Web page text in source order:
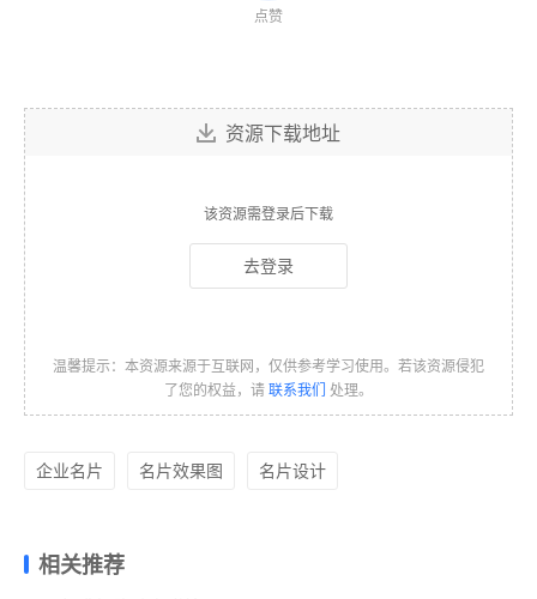
点赞
资源下载地址
该资源需登录后下载
去登录
温馨提示：本资源来源于互联网，仅供参考学习使用。若该资源侵犯
了您的权益，请 联系我们 处理。
企业名片 名片效果图 名片设计
相关推荐